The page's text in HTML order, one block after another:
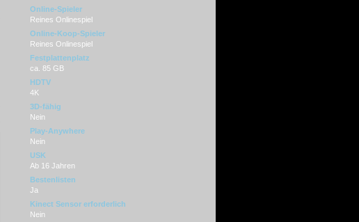
Online-Spieler
Reines Onlinespiel
Online-Koop-Spieler
Reines Onlinespiel
Festplattenplatz
ca. 85 GB
HDTV
4K
3D-fähig
Nein
Play-Anywhere
Nein
USK
Ab 16 Jahren
Bestenlisten
Ja
Kinect Sensor erforderlich
Nein